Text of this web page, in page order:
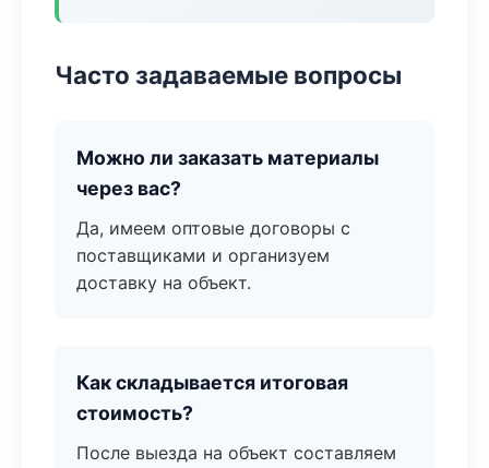
Часто задаваемые вопросы
Можно ли заказать материалы
через вас?
Да, имеем оптовые договоры с
поставщиками и организуем
доставку на объект.
Как складывается итоговая
стоимость?
После выезда на объект составляем